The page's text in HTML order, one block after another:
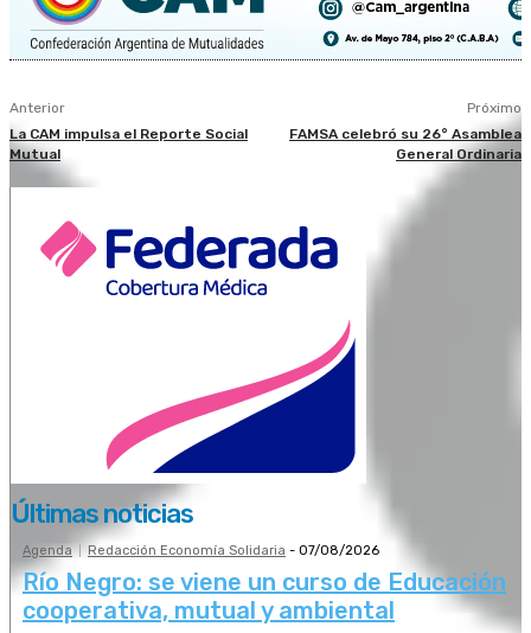
Anterior
La CAM impulsa el Reporte Social
Mutual
Próximo
FAMSA celebró su 26° Asamblea
General Ordinaria
Últimas noticias
Agenda Redacción Economía Solidaria - 07/08/2026
Río Negro: se viene un curso de Educación
cooperativa, mutual y ambiental